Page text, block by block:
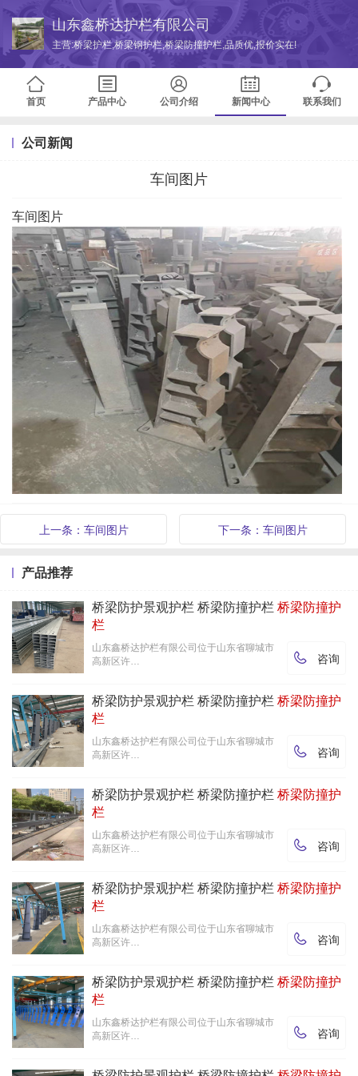
山东鑫桥达护栏有限公司
主营:桥梁护栏,桥梁钢护栏,桥梁防撞护栏,品质优,报价实在!
首页 产品中心 公司介绍 新闻中心 联系我们
公司新闻
车间图片
车间图片
上一条：车间图片 下一条：车间图片
产品推荐
桥梁防护景观护栏 桥梁防撞护栏 桥梁防撞护
栏
 咨询
山东鑫桥达护栏有限公司位于山东省聊城市
高新区许…
桥梁防护景观护栏 桥梁防撞护栏 桥梁防撞护
栏
 咨询
山东鑫桥达护栏有限公司位于山东省聊城市
高新区许…
桥梁防护景观护栏 桥梁防撞护栏 桥梁防撞护
栏
 咨询
山东鑫桥达护栏有限公司位于山东省聊城市
高新区许…
桥梁防护景观护栏 桥梁防撞护栏 桥梁防撞护
栏
 咨询
山东鑫桥达护栏有限公司位于山东省聊城市
高新区许…
桥梁防护景观护栏 桥梁防撞护栏 桥梁防撞护
栏
 咨询
山东鑫桥达护栏有限公司位于山东省聊城市
高新区许…